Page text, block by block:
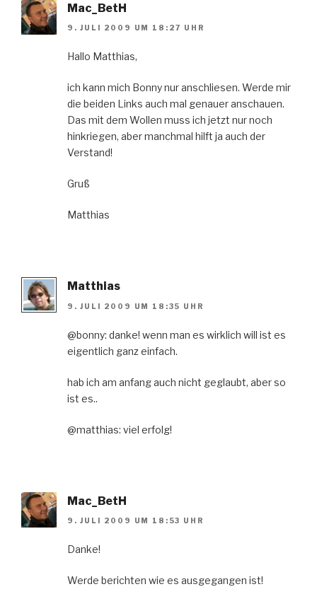
Mac_BetH
9. JULI 2009 UM 18:27 UHR
Hallo Matthias,
ich kann mich Bonny nur anschliesen. Werde mir
die beiden Links auch mal genauer anschauen.
Das mit dem Wollen muss ich jetzt nur noch
hinkriegen, aber manchmal hilft ja auch der
Verstand!
Gruß
Matthias
Matthias
9. JULI 2009 UM 18:35 UHR
@bonny: danke! wenn man es wirklich will ist es
eigentlich ganz einfach.
hab ich am anfang auch nicht geglaubt, aber so
ist es..
@matthias: viel erfolg!
Mac_BetH
9. JULI 2009 UM 18:53 UHR
Danke!
Werde berichten wie es ausgegangen ist!